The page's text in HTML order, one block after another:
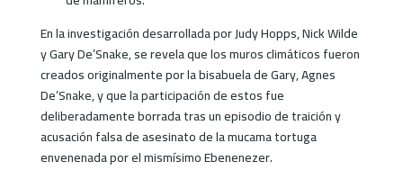
En la investigación desarrollada por Judy Hopps, Nick Wilde
y Gary De’Snake, se revela que los muros climáticos fueron
creados originalmente por la bisabuela de Gary, Agnes
De’Snake, y que la participación de estos fue
deliberadamente borrada tras un episodio de traición y
acusación falsa de asesinato de la mucama tortuga
envenenada por el mismísimo Ebenenezer.